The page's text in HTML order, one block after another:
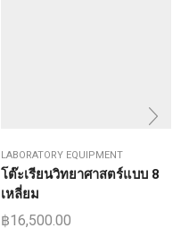
LABORATORY EQUIPMENT
โต๊ะเรียนวิทยาศาสตร์แบบ 8
เหลี่ยม
฿16,500.00